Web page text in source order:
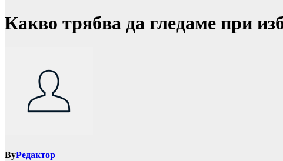
Какво трябва да гледаме при
ByРедактор